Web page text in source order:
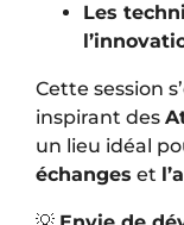
Les
Cette session
inspirant des
un lieu idéal
échanges et